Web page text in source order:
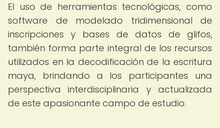
El uso de herramientas tecnológicas, como
software de modelado tridimensional de
inscripciones y bases de datos de glifos,
también forma parte integral de los recursos
utilizados en la decodificación de la escritura
maya, brindando a los participantes una
perspectiva interdisciplinaria y actualizada
de este apasionante campo de estudio.